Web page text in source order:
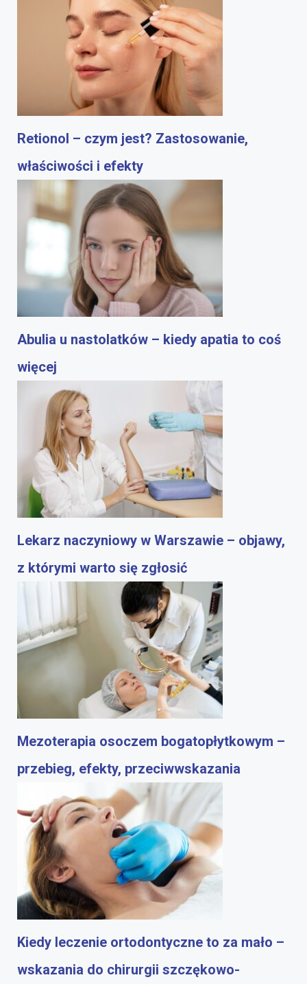
Retionol – czym jest? Zastosowanie,
właściwości i efekty
Abulia u nastolatków – kiedy apatia to coś
więcej
Lekarz naczyniowy w Warszawie – objawy,
z którymi warto się zgłosić
Mezoterapia osoczem bogatopłytkowym –
przebieg, efekty, przeciwwskazania
Kiedy leczenie ortodontyczne to za mało –
wskazania do chirurgii szczękowo-